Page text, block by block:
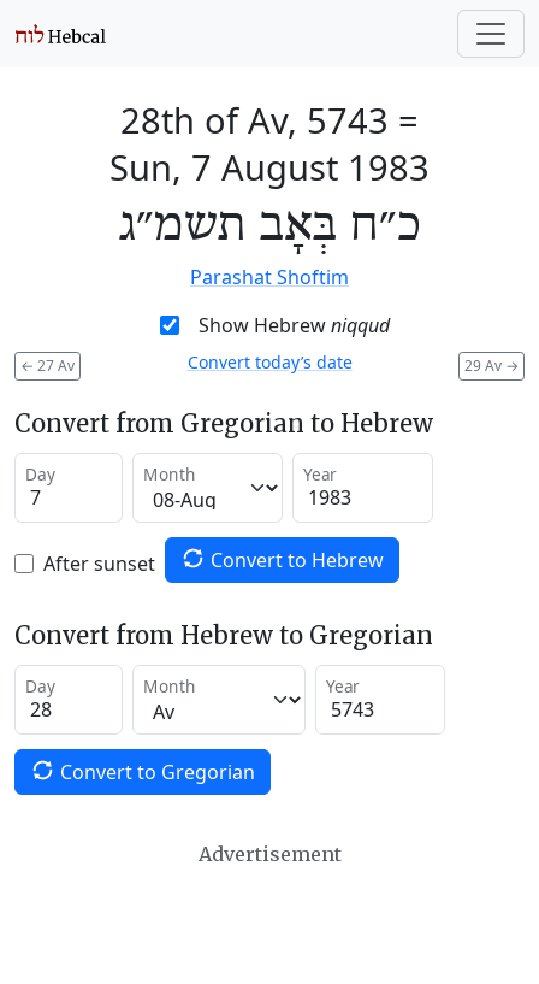
28th of Av, 5743 =
Sun, 7 August 1983
כ״ח בְּאָב תשמ״ג
Parashat Shoftim
Show Hebrewniqqud
← 27 Av 29 Av →
Convert today’s date
Convert from Gregorian to Hebrew
Day Month Year
After sunset Convert to Hebrew
Convert from Hebrew to Gregorian
Day Month Year
Convert to Gregorian
Advertisement